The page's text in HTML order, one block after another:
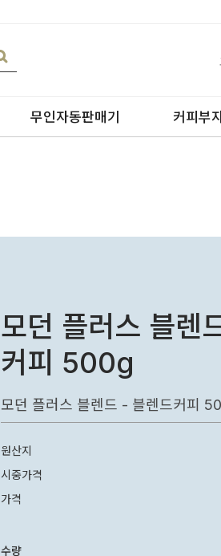
무인자동판매기 커피부
모던 플러스 블렌
커피 500g
모던 플러스 블렌드 - 블렌드커피
원산지
시중가격
가격
수량